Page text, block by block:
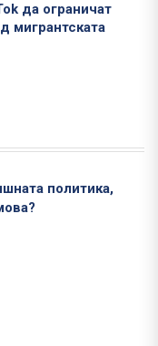
да ограничат
мигрантската
политика,